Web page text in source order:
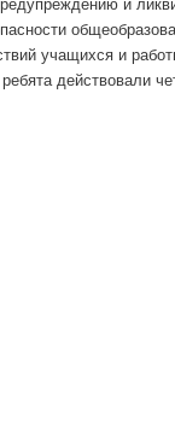
учащихся и
действовали